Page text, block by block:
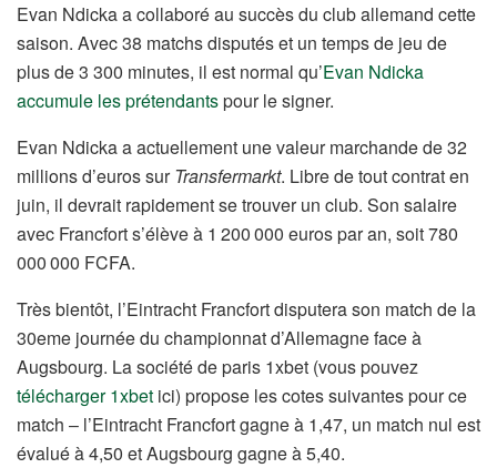
Evan Ndicka a collaboré au succès du club allemand cette
saison. Avec 38 matchs disputés et un temps de jeu de
plus de 3 300 minutes, il est normal qu’Evan Ndicka
accumule les prétendantspour le signer.
Evan Ndicka a actuellement une valeur marchande de 32
millions d’euros sur Transfermarkt. Libre de tout contrat en
juin, il devrait rapidement se trouver un club. Son salaire
avec Francfort s’élève à 1 200 000 euros par an, soit 780
000 000 FCFA.
Très bientôt, l’Eintracht Francfort disputera son match de la
30eme journée du championnat d’Allemagne face à
Augsbourg. La société de paris 1xbet (vous pouvez
télécharger 1xbet ici) propose les cotes suivantes pour ce
match – l’Eintracht Francfort gagne à 1,47, un match nul est
évalué à 4,50 et Augsbourg gagne à 5,40.